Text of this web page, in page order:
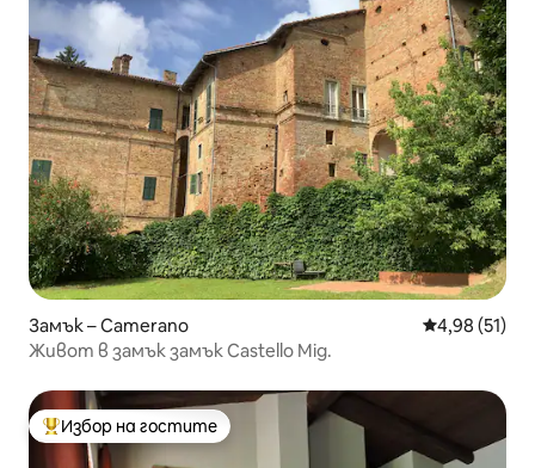
Замък – Camerano Средна
4,98 (51)
Живот в замък замък Castello Mig.
Най-популярен избор на гостите
Избор на гостите